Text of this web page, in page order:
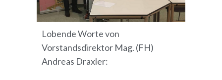
Lobende Worte von
Vorstandsdirektor Mag. (FH)
Andreas Draxler: